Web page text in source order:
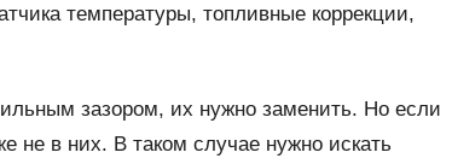
температуры, топливные коррекции,
зазором, их нужно заменить. Но если
не в них. В таком случае нужно искать